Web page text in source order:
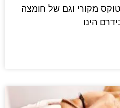
מקורי וגם של חומצה
הינו